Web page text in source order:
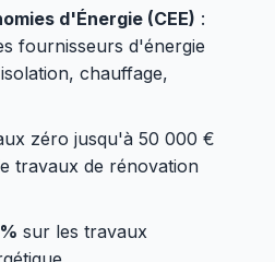
d'Énergie (CEE) :
fournisseurs d'énergie
chauffage,
zéro jusqu'à 50 000 €
travaux de rénovation
sur les travaux